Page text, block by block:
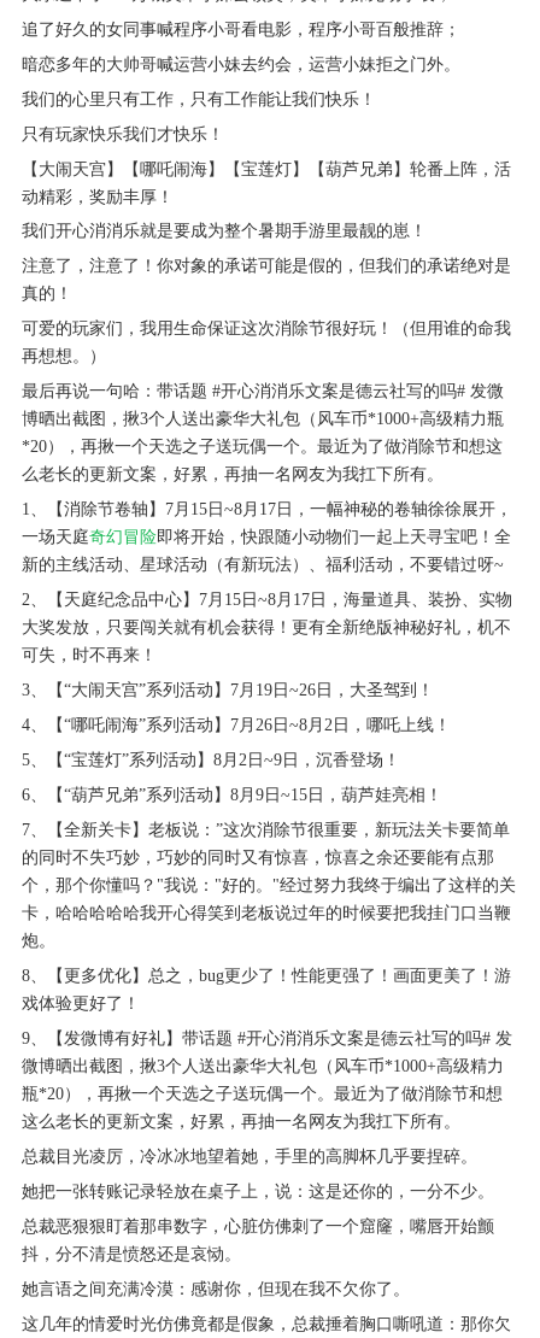
追了好久的女同事喊程序小哥看电影，程序小哥百般推辞；
暗恋多年的大帅哥喊运营小妹去约会，运营小妹拒之门外。
我们的心里只有工作，只有工作能让我们快乐！
只有玩家快乐我们才快乐！
【大闹天宫】【哪吒闹海】【宝莲灯】【葫芦兄弟】轮番上阵，活
动精彩，奖励丰厚！
我们开心消消乐就是要成为整个暑期手游里最靓的崽！
注意了，注意了！你对象的承诺可能是假的，但我们的承诺绝对是
真的！
可爱的玩家们，我用生命保证这次消除节很好玩！（但用谁的命我
再想想。）
最后再说一句哈：带话题 #开心消消乐文案是德云社写的吗# 发微
博晒出截图，揪3个人送出豪华大礼包（风车币*1000+高级精力瓶
*20），再揪一个天选之子送玩偶一个。最近为了做消除节和想这
么老长的更新文案，好累，再抽一名网友为我扛下所有。
1、【消除节卷轴】7月15日~8月17日，一幅神秘的卷轴徐徐展开，
一场天庭奇幻冒险即将开始，快跟随小动物们一起上天寻宝吧！全
新的主线活动、星球活动（有新玩法）、福利活动，不要错过呀~
2、【天庭纪念品中心】7月15日~8月17日，海量道具、装扮、实物
大奖发放，只要闯关就有机会获得！更有全新绝版神秘好礼，机不
可失，时不再来！
3、【“大闹天宫”系列活动】7月19日~26日，大圣驾到！
4、【“哪吒闹海”系列活动】7月26日~8月2日，哪吒上线！
5、【“宝莲灯”系列活动】8月2日~9日，沉香登场！
6、【“葫芦兄弟”系列活动】8月9日~15日，葫芦娃亮相！
7、【全新关卡】老板说：”这次消除节很重要，新玩法关卡要简单
的同时不失巧妙，巧妙的同时又有惊喜，惊喜之余还要能有点那
个，那个你懂吗？"我说："好的。"经过努力我终于编出了这样的关
卡，哈哈哈哈哈我开心得笑到老板说过年的时候要把我挂门口当鞭
炮。
8、【更多优化】总之，bug更少了！性能更强了！画面更美了！游
戏体验更好了！
9、【发微博有好礼】带话题 #开心消消乐文案是德云社写的吗# 发
微博晒出截图，揪3个人送出豪华大礼包（风车币*1000+高级精力
瓶*20），再揪一个天选之子送玩偶一个。最近为了做消除节和想
这么老长的更新文案，好累，再抽一名网友为我扛下所有。
总裁目光凌厉，冷冰冰地望着她，手里的高脚杯几乎要捏碎。
她把一张转账记录轻放在桌子上，说：这是还你的，一分不少。
总裁恶狠狠盯着那串数字，心脏仿佛刺了一个窟窿，嘴唇开始颤
抖，分不清是愤怒还是哀恸。
她言语之间充满冷漠：感谢你，但现在我不欠你了。
这几年的情爱时光仿佛竟都是假象，总裁捶着胸口嘶吼道：那你欠